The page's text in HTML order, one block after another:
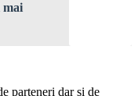
mai
parteneri dar si de